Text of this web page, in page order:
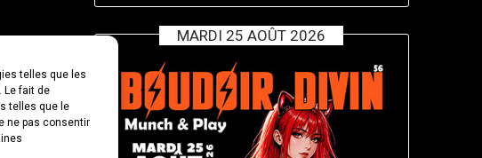
telles que les
Le fait de
telles que le
ne pas consentir
MARDI 25 AOÛT 2026